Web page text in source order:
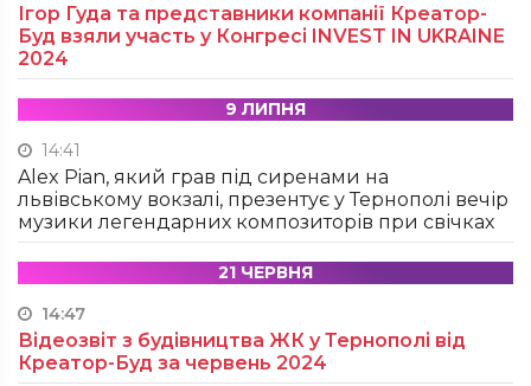
Ігор Гуда та представники компанії Креатор-
Буд взяли участь у Конгресі INVEST IN UKRAINE
2024
9 ЛИПНЯ
14:41
Alex Pian, який грав під сиренами на
львівському вокзалі, презентує у Тернополі вечір
музики легендарних композиторів при свічках
21 ЧЕРВНЯ
14:47
Відеозвіт з будівництва ЖК у Тернополі від
Креатор-Буд за червень 2024